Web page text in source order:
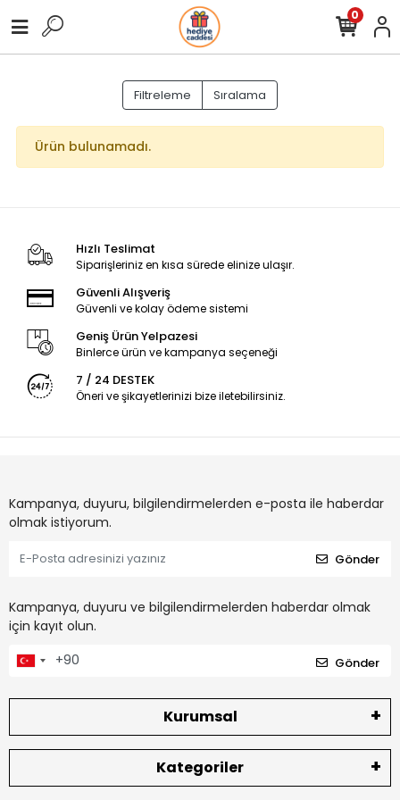
0
Filtreleme Sıralama
Ürün bulunamadı.
Hızlı Teslimat
Siparişleriniz en kısa sürede elinize ulaşır.
Güvenli Alışveriş
Güvenli ve kolay ödeme sistemi
Geniş Ürün Yelpazesi
Binlerce ürün ve kampanya seçeneği
7 / 24 DESTEK
Öneri ve şikayetlerinizi bize iletebilirsiniz.
Kampanya, duyuru, bilgilendirmelerden e-posta ile haberdar
olmak istiyorum.
Gönder
Kampanya, duyuru ve bilgilendirmelerden haberdar olmak
için kayıt olun.
Gönder
Kurumsal
Kategoriler